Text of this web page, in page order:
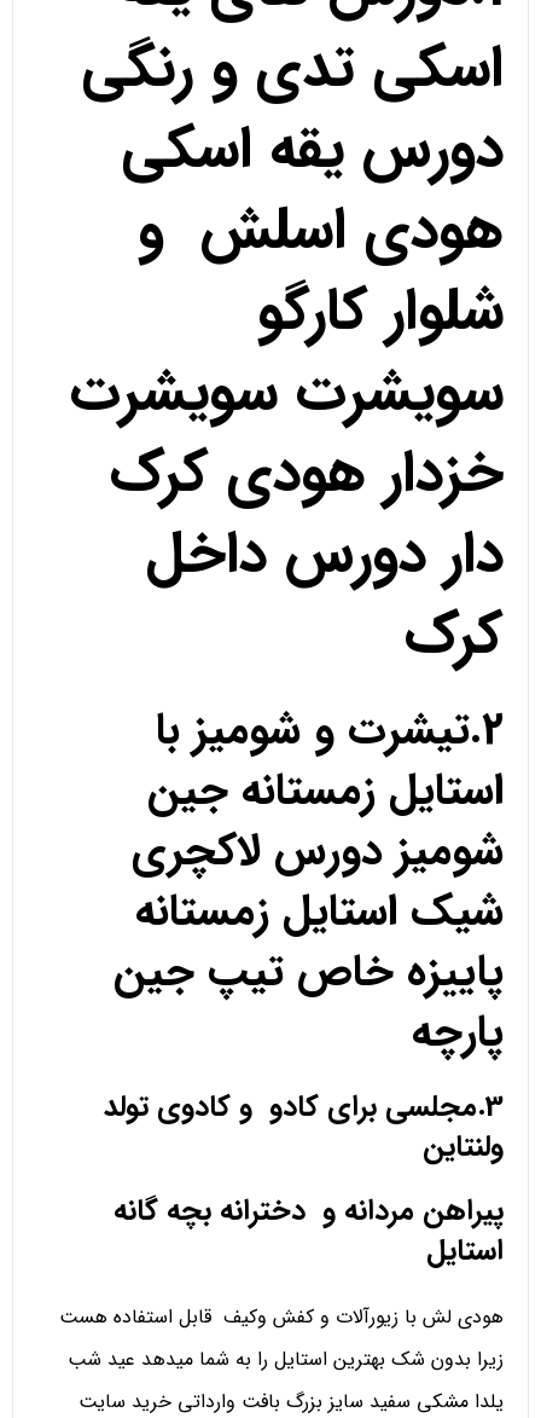
اسکی تدی و رنگی
دورس یقه اسکی
هودی اسلش و
شلوار کارگو
سویشرت سویشرت
خزدار هودی کرک
دار دورس داخل
کرک
2.تیشرت و شومیز با
استایل زمستانه جین
شومیز دورس لاکچری
شیک استایل زمستانه
پاییزه خاص تیپ جین
پارچه
3.مجلسی برای کادو و کادوی تولد
ولنتاین
پیراهن مردانه و دخترانه بچه گانه
استایل
هودی لش با زیورآلات و کفش وکیف قابل استفاده هست
زیرا بدون شک بهترین استایل را به شما میدهد عید شب
یلدا مشکی سفید سایز بزرگ بافت وارداتی خرید سایت